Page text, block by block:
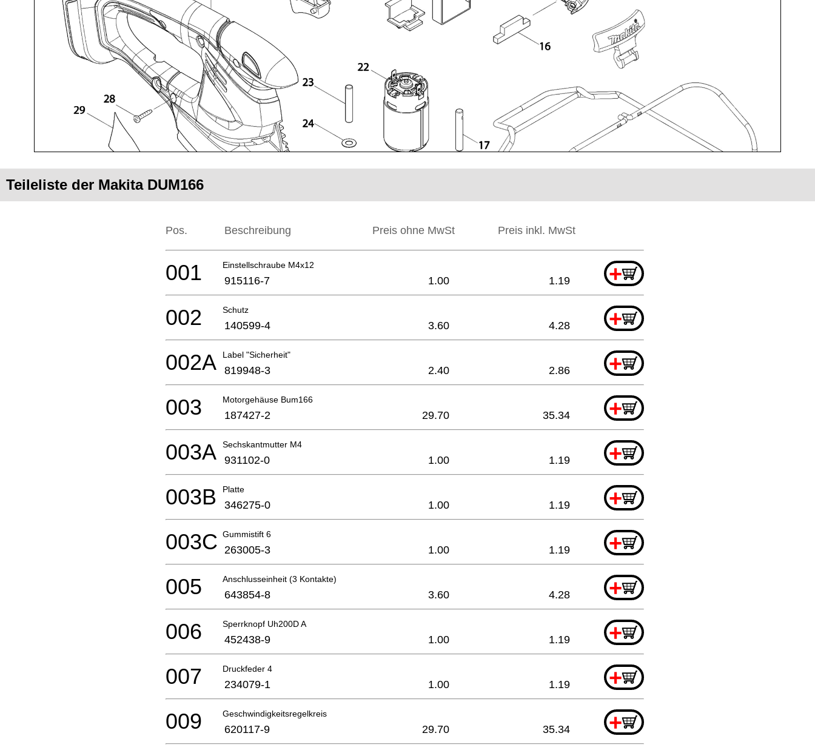
Teileliste der Makita DUM166
Pos. Beschreibung Preis ohne MwSt Preis inkl. MwSt
Einstellschraube M4x12 +
001 915116-7 1.00 1.19
Schutz +
002 140599-4 3.60 4.28
Label "Sicherheit" +
002A 819948-3 2.40 2.86
Motorgehäuse Bum166 +
003 187427-2 29.70 35.34
Sechskantmutter M4 +
003A 931102-0 1.00 1.19
Platte +
003B 346275-0 1.00 1.19
Gummistift 6 +
003C 263005-3 1.00 1.19
Anschlusseinheit (3 Kontakte) +
005 643854-8 3.60 4.28
Sperrknopf Uh200D A +
006 452438-9 1.00 1.19
Druckfeder 4 +
007 234079-1 1.00 1.19
Geschwindigkeitsregelkreis +
009 620117-9 29.70 35.34